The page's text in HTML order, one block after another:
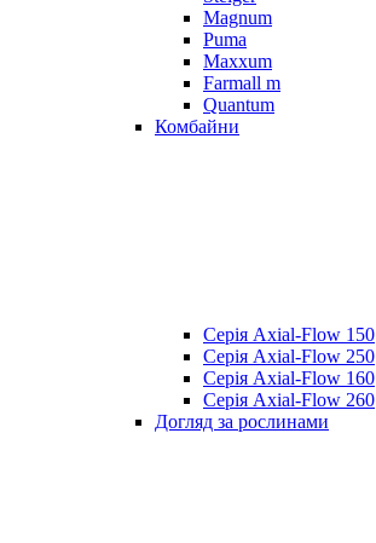
Magnum
Puma
Maxxum
Farmall m
Quantum
Комбайни
Серія Axial-Flow 150
Серія Axial-Flow 250
Серія Axial-Flow 160
Серія Axial-Flow 260
Догляд за рослинами